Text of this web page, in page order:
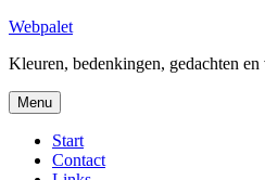
Skip
content
Webpalet
Kleuren, bedenkingen, gedachten
Menu
Start
Contact